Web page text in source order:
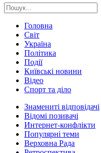
Головна
Світ
Україна
Політика
Події
Київські новини
Відео
Спорт та діло
Знамениті відповідачі
Відомі позивачі
Интернет-конфлікти
Популярні теми
Верховна Рада